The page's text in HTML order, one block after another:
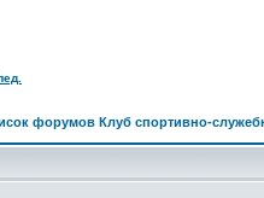
форумов Клуб спортивно-